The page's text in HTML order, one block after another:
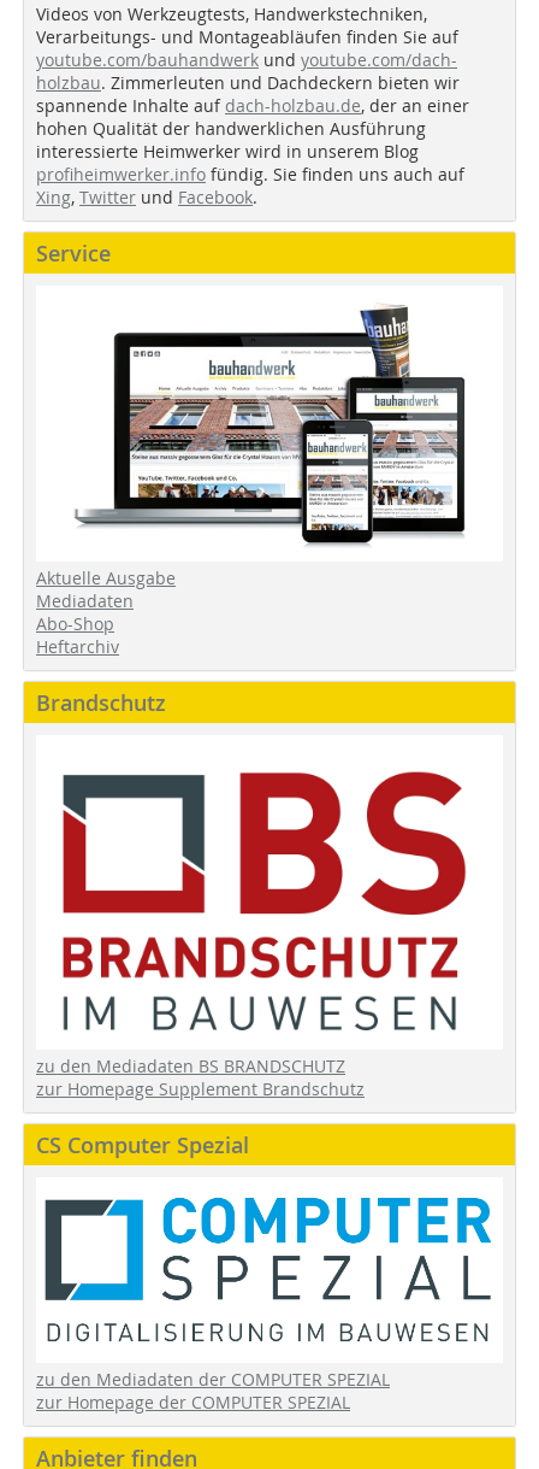
Videos von Werkzeugtests, Handwerkstechniken,
Verarbeitungs- und Montageabläufen finden Sie auf
youtube.com/bauhandwerk und youtube.com/dach-
holzbau. Zimmerleuten und Dachdeckern bieten wir
spannende Inhalte auf dach-holzbau.de, der an einer
hohen Qualität der handwerklichen Ausführung
interessierte Heimwerker wird in unserem Blog
profiheimwerker.info fündig. Sie finden uns auch auf
Xing, Twitter und Facebook.
Service
Aktuelle Ausgabe
Mediadaten
Abo-Shop
Heftarchiv
Brandschutz
zu den Mediadaten BS BRANDSCHUTZ
zur Homepage Supplement Brandschutz
CS Computer Spezial
zu den Mediadaten der COMPUTER SPEZIAL
zur Homepage der COMPUTER SPEZIAL
Anbieter finden